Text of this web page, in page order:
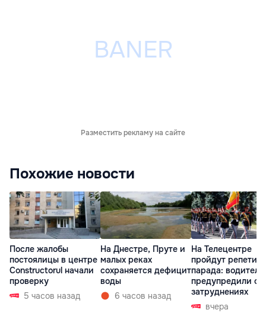
Разместить рекламу на сайте
Похожие новости
После жалобы
постоялицы в центре
Constructorul начали
проверку
5 часов назад
На Днестре, Пруте и
малых реках
сохраняется дефицит
воды
6 часов назад
На Телецентре
пройдут
парада:
предупредили о
затруднениях
вчера